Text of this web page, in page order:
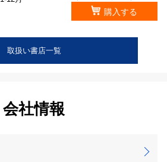
購入する
取扱い書店一覧
会社情報